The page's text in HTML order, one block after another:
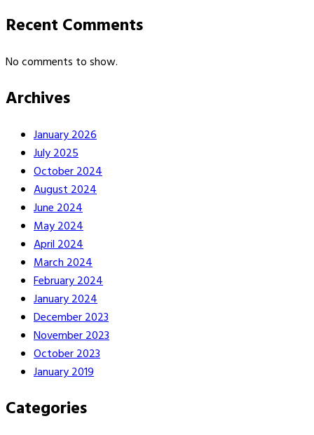
Recent Comments
No comments to show.
Archives
January 2026
July 2025
October 2024
August 2024
June 2024
May 2024
April 2024
March 2024
February 2024
January 2024
December 2023
November 2023
October 2023
January 2019
Categories